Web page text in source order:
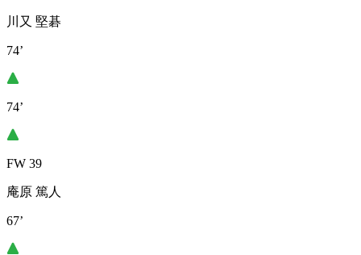
川又 堅碁
74’
74’
FW 39
庵原 篤人
67’